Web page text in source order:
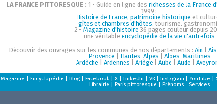
LA FRANCE PITTORESQUE : 1 - Guide en ligne des richesses de la France
1999 :
Histoire de France, patrimoine historique et
gîtes et chambres d'hôtes, tourisme,
2 - Magazine d'histoire 36 pages couleur depuis
une véritable encyclopédie de la vie d'autrefois
Découvrir des ouvrages sur les communes de nos départements : Ain
Provence
Hautes-Alpes
Alpes-Maritimes
Ardèche
Ardennes Ariège Aube Aude
Magazine Encyclopédie Blog| Facebook| X| LinkedIn VK| Instagram YouTube
Librairie
Paris pittoresque Prénoms| Services